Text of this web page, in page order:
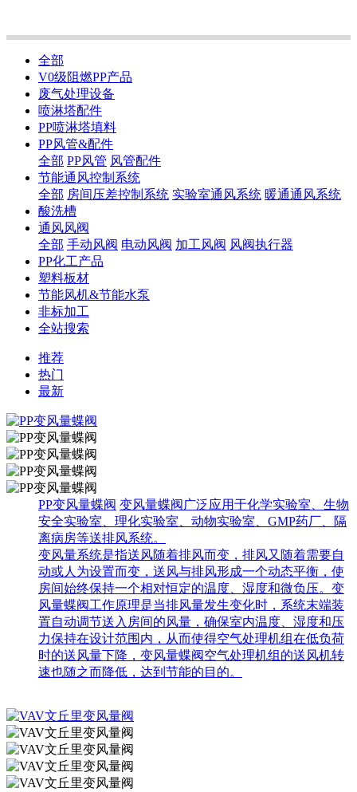
全部
V0级阻燃PP产品
废气处理设备
喷淋塔配件
PP喷淋塔填料
PP风管&配件
全部 PP风管 风管配件
节能通风控制系统
全部 房间压差控制系统 实验室通风系统 暖通通风系统
酸洗槽
通风风阀
全部 手动风阀 电动风阀 加工风阀 风阀执行器
PP化工产品
塑料板材
节能风机&节能水泵
非标加工
全站搜索
推荐
热门
最新
PP变风量蝶阀 变风量蝶阀广泛应用于化学实验室、生物
安全实验室、理化实验室、动物实验室、GMP药厂、隔
离病房等送排风系统。
变风量系统是指送风随着排风而变，排风又随着需要自
动或人为设置而变，送风与排风形成一个动态平衡，使
房间始终保持一个相对恒定的温度、湿度和微负压。变
风量蝶阀工作原理是当排风量发生变化时，系统末端装
置自动调节送入房间的风量，确保室内温度、湿度和压
力保持在设计范围内，从而使得空气处理机组在低负荷
时的送风量下降，变风量蝶阀空气处理机组的送风机转
速也随之而降低，达到节能的目的。